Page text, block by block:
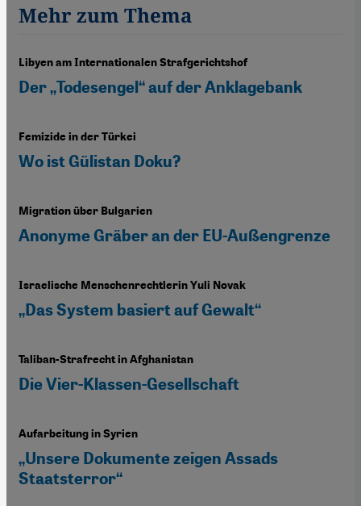
Mehr zum Thema
Libyen am Internationalen Strafgerichtshof
Der „Todesengel“ auf der Anklagebank
Femizide in der Türkei
Wo ist Gülistan Doku?
Migration über Bulgarien
Anonyme Gräber an der EU-Außengrenze
Israelische Menschenrechtlerin Yuli Novak
„Das System basiert auf Gewalt“
Taliban-Strafrecht in Afghanistan
Die Vier-Klassen-Gesellschaft
Aufarbeitung in Syrien
„Unsere Dokumente zeigen Assads
Staatsterror“